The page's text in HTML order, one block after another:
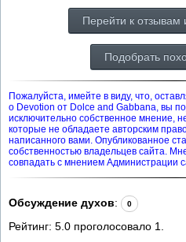
Перейти к
Подобрать
Пожалуйста, имейте в виду, что,
о Devotion от Dolce and Gabbana, вы
исключительно собственное мнение,
которые не обладаете авторским
написанного вами. Опубликованное
собственностью владельцев сайта.
совпадать с мнением Администрации
Обсуждение духов: 0
Рейтинг: 5.0 проголосовало 1